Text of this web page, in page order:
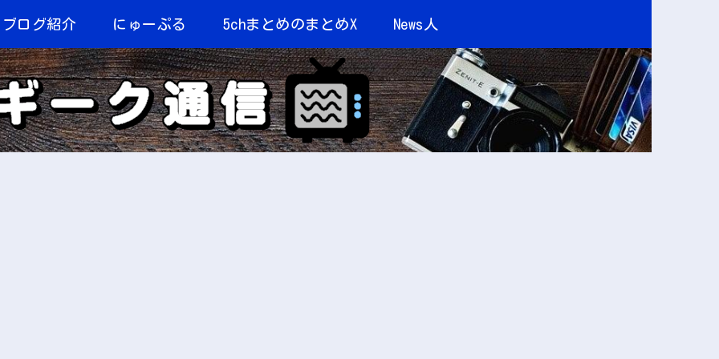
ログ紹介 にゅーぷる 5chまとめのまとめX News人